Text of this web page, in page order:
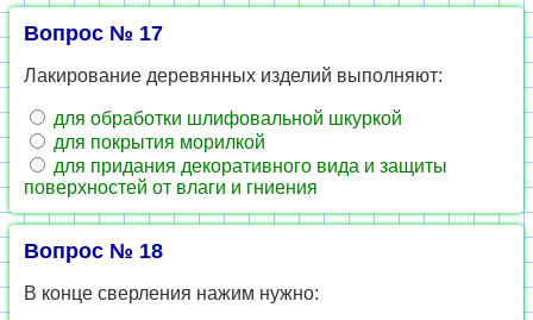
Вопрос № 17
Лакирование деревянных изделий выполняют:
для обработки шлифовальной шкуркой
для покрытия морилкой
для придания декоративного вида и защиты
поверхностей от влаги и гниения
Вопрос № 18
В конце сверления нажим нужно: